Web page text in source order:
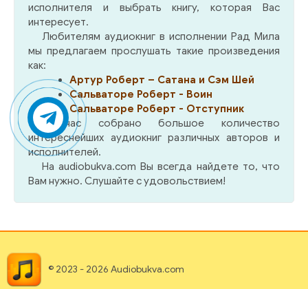
исполнителя и выбрать книгу, которая Вас
интересует.
Любителям аудиокниг в исполнении Рад Мила
мы предлагаем прослушать такие произведения
как:
Артур Роберт – Сатана и Сэм Шей
Сальваторе Роберт - Воин
Сальваторе Роберт - Отступник
У нас собрано большое количество
интереснейших аудиокниг различных авторов и
исполнителей.
На audiobukva.com Вы всегда найдете то, что
Вам нужно. Слушайте с удовольствием!
© 2023 - 2026 Audiobukva.com